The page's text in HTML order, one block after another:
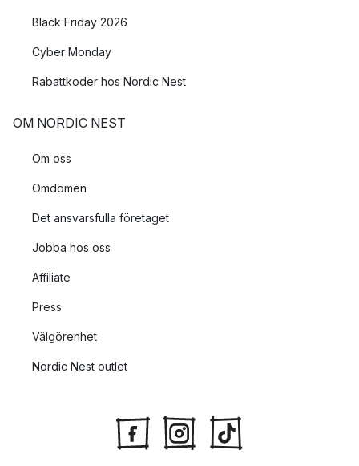
Black Friday 2026
Cyber Monday
Rabattkoder hos Nordic Nest
OM NORDIC NEST
Om oss
Omdömen
Det ansvarsfulla företaget
Jobba hos oss
Affiliate
Press
Välgörenhet
Nordic Nest outlet